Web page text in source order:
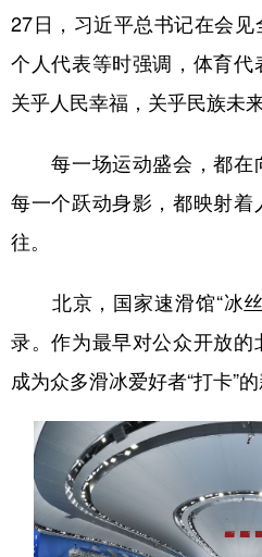
27日，习近平总书记在会
个人代表等时强调，体育代
关乎人民幸福，关乎民族未来
每一场运动盛会，都在
每一个跃动身影，都映射
往。
北京，国家速滑馆“冰丝
录。作为最早对公众开放
成为众多滑冰爱好者“打卡”的